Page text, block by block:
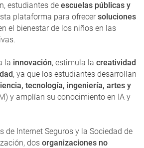
estudiantes de escuelas públicas y
plataforma para ofrecersoluciones
el bienestar de los niños en las
la innovación, estimula la
, ya que los estudiantes desarrollan
tecnología, ingeniería, artes y
y amplían su conocimiento en IA y
de Internet Seguros y la Sociedad de
dos organizaciones no